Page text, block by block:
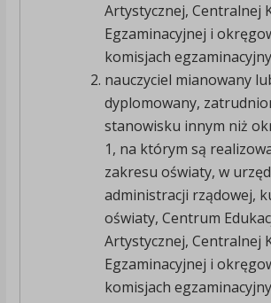
Artystycznej, Centralnej
Egzaminacyjnej i
komisjach
nauczyciel mianowany
dyplomowany,
stanowisku innym niż
1, na którym są
zakresu oświaty, w
administracji rządowej,
oświaty, Centrum
Artystycznej, Centralnej
Egzaminacyjnej i
komisjach